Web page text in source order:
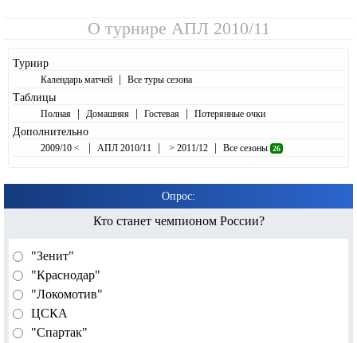
О турнире АПЛ 2010/11
Турнир
Календарь матчей | Все туры сезона
Таблицы
Полная | Домашняя | Гостевая | Потерянные очки
Дополнительно
2009/10 < | АПЛ 2010/11 | > 2011/12 | Все сезоны 26
Опрос:
Кто станет чемпионом России?
"Зенит"
"Краснодар"
"Локомотив"
ЦСКА
"Спартак"